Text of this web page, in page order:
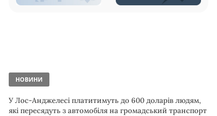
НОВИНИ
У Лос-Анджелесі платитимуть до 600 доларів людям,
які пересядуть з автомобіля на громадський транспорт